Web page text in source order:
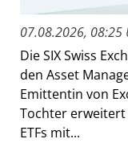
07.08.2026, 08:25
Die SIX Swiss
den Asset
Emittentin von
Tochter
ETFs mit...